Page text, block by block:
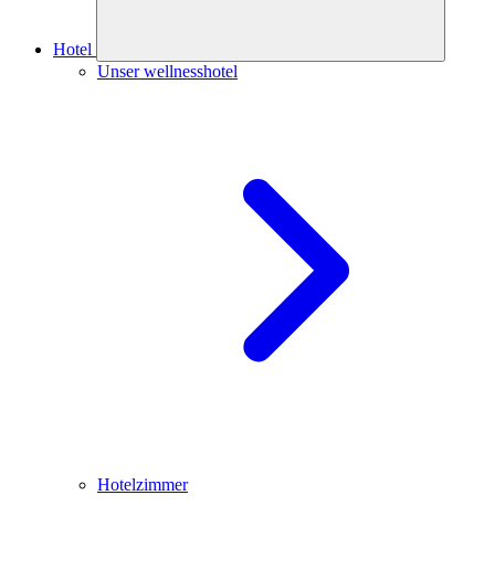
Hotel
Unser wellnesshotel
Hotelzimmer